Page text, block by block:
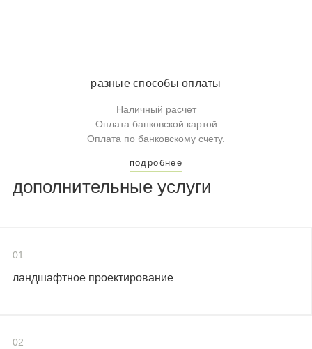
разные способы оплаты
Наличный расчет
Оплата банковской картой
Оплата по банковскому счету.
подробнее
дополнительные услуги
01
ландшафтное проектирование
02